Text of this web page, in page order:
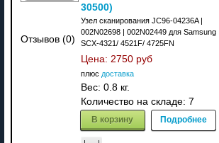
Отзывов (0)
30500)
Узел сканирования JC96-04236A |
002N02698 | 002N02449 для Samsung
SCX-4321/ 4521F/ 4725FN
Цена: 2750 руб
плюс доставка
Вес: 0.8 кг.
Количество на складе: 7
В корзину Подробнее